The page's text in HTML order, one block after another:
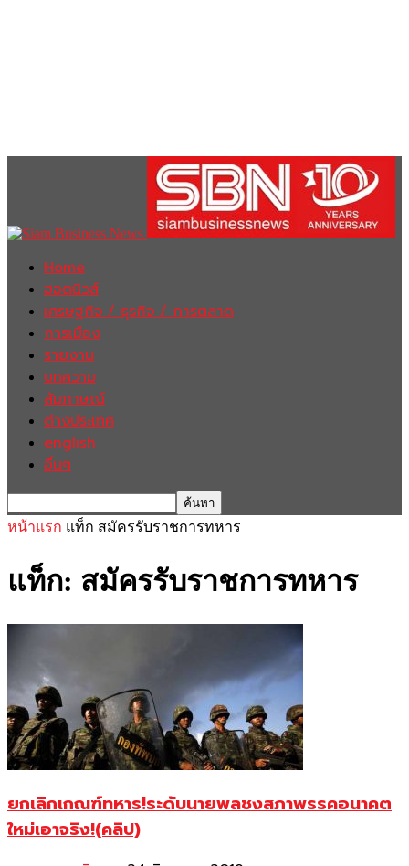
Home
ฮอตนิวส์
เศรษฐกิจ / ธุรกิจ / การตลาด
การเมือง
รายงาน
บทความ
สัมภาษณ์
ต่างประเทศ
english
อื่นๆ
หน้าแรก แท็ก สมัครรับราชการทหาร
แท็ก: สมัครรับราชการทหาร
ยกเลิกเกณฑ์ทหาร!ระดับนายพลชงสภาพรรคอนาคต
ใหม่เอาจริง!(คลิป)